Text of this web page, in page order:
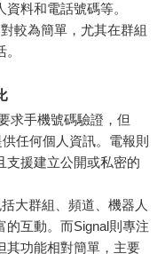
料和電話號碼等。
較為簡單，尤其在群組
求手機號碼驗證，但
任何個人資訊。電報則
支援建立公開或私密的
大群組、頻道、機器人
互動。而Signal則專注
其功能相對簡單，主要